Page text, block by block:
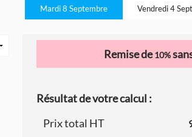
Mardi 8 Septembre
Vendredi 4
Remise de10%
Résultat de votre calcul :
Prix total HT